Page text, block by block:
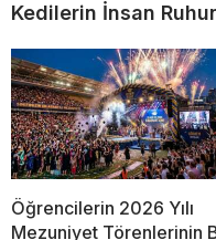
Kedilerin İnsan
Öğrencilerin 2026 Yılı
Mezuniyet Törenlerinin